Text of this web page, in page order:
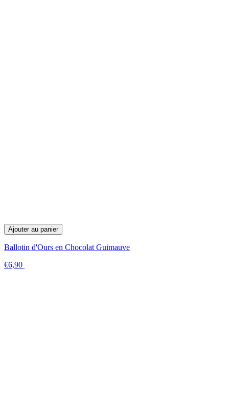
Ajouter au panier
Ballotin d'Ours en Chocolat Guimauve
€6,90